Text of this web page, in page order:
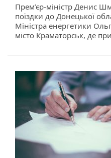
Прем’єр-міністр Денис
поїздки до Донецької
Міністра енергетики
місто Краматорськ, де